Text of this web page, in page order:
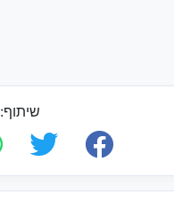
שיתוף: